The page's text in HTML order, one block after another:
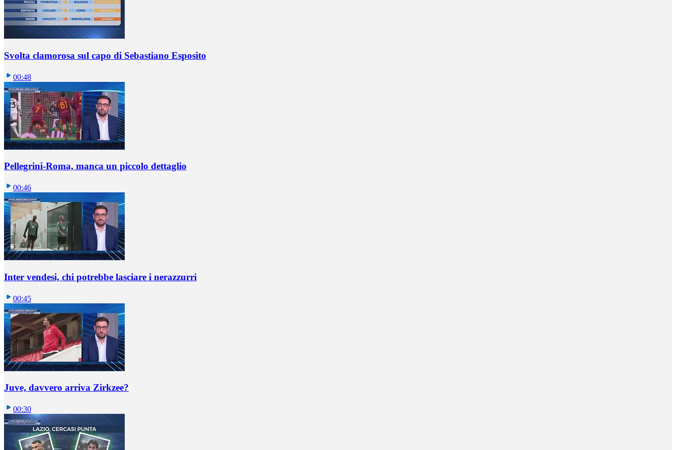
Svolta clamorosa sul capo di Sebastiano Esposito
00:48
Pellegrini-Roma, manca un piccolo dettaglio
00:46
Inter vendesi, chi potrebbe lasciare i nerazzurri
00:45
Juve, davvero arriva Zirkzee?
00:30